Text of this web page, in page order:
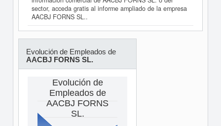
sector, acceda gratis al informe ampliado de la empresa
AACBJ FORNS SL..
Evolución de Empleados de
AACBJ FORNS SL.
Evolución de
Empleados de
AACBJ FORNS
SL.